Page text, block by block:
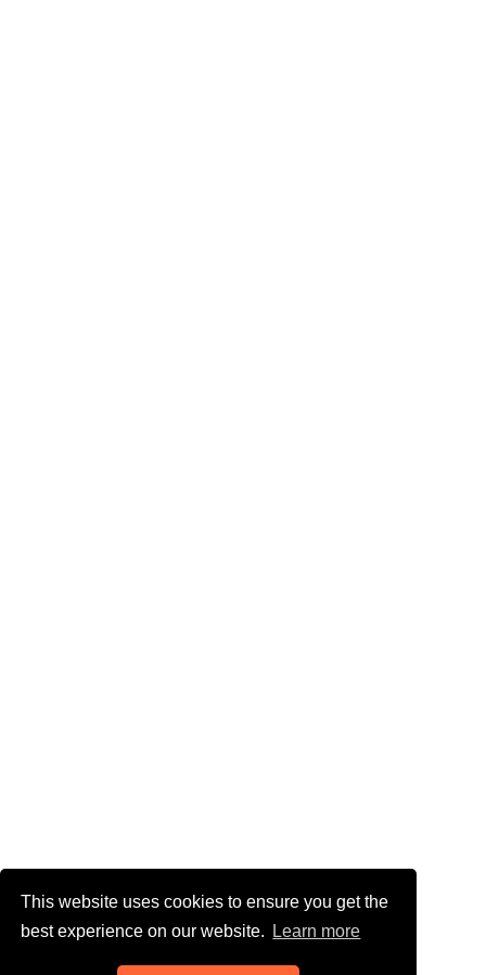
This website uses cookies to ensure you get the
best experience on our website.
Learn more